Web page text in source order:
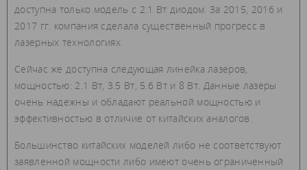
доступна только модель с 2.1 Вт диодом. За 2015, 2016 и
2017 гг. компания сделала существенный прогресс в
лазерных технологиях.
Сейчас же доступна следующая линейка лазеров,
мощностью: 2.1 Вт, 3.5 Вт, 5.6 Вт и 8 Вт. Данные лазеры
очень надежны и обладают реальной мощностью и
эффективностью в отличие от китайских аналогов.
Большинство китайских моделей либо не соответствуют
заявленной мощности либо имеют очень ограниченный